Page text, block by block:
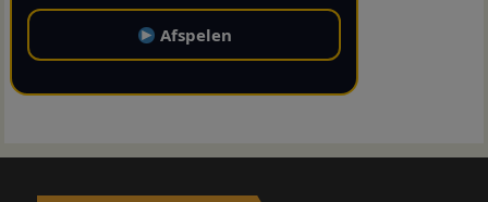
Afspelen